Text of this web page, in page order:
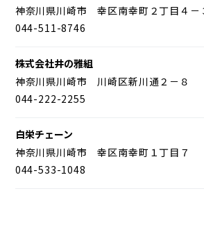
神奈川県川崎市 幸区南幸町２丁目４－
044-511-8746
株式会社井の雅組
神奈川県川崎市 川崎区新川通２－８
044-222-2255
白栄チェーン
神奈川県川崎市 幸区南幸町１丁目７
044-533-1048